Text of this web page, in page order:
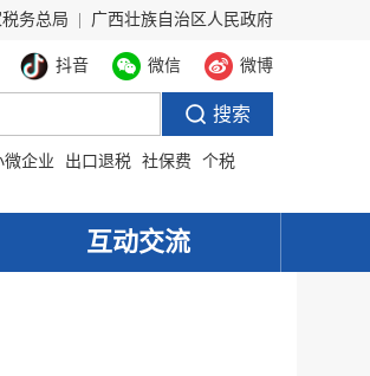
税务总局 广西壮族自治区人民政府
抖音 微信 微博
微企业 出口退税 社保费 个税
互动交流